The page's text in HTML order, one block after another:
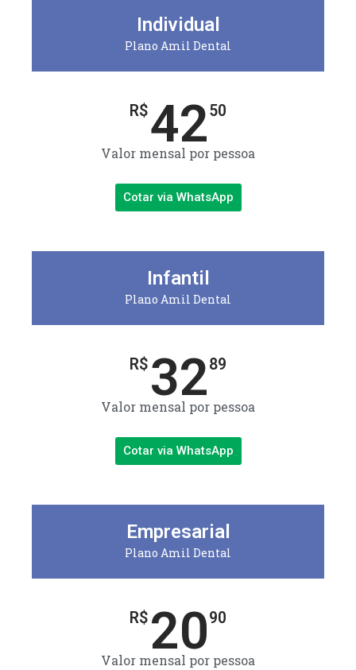
Individual
Plano Amil Dental
R$4250
Valor mensal por pessoa
Cotar via WhatsApp
Infantil
Plano Amil Dental
R$ 3289
Valor mensal por pessoa
Cotar via WhatsApp
Empresarial
Plano Amil Dental
R$ 2090
Valor mensal por pessoa